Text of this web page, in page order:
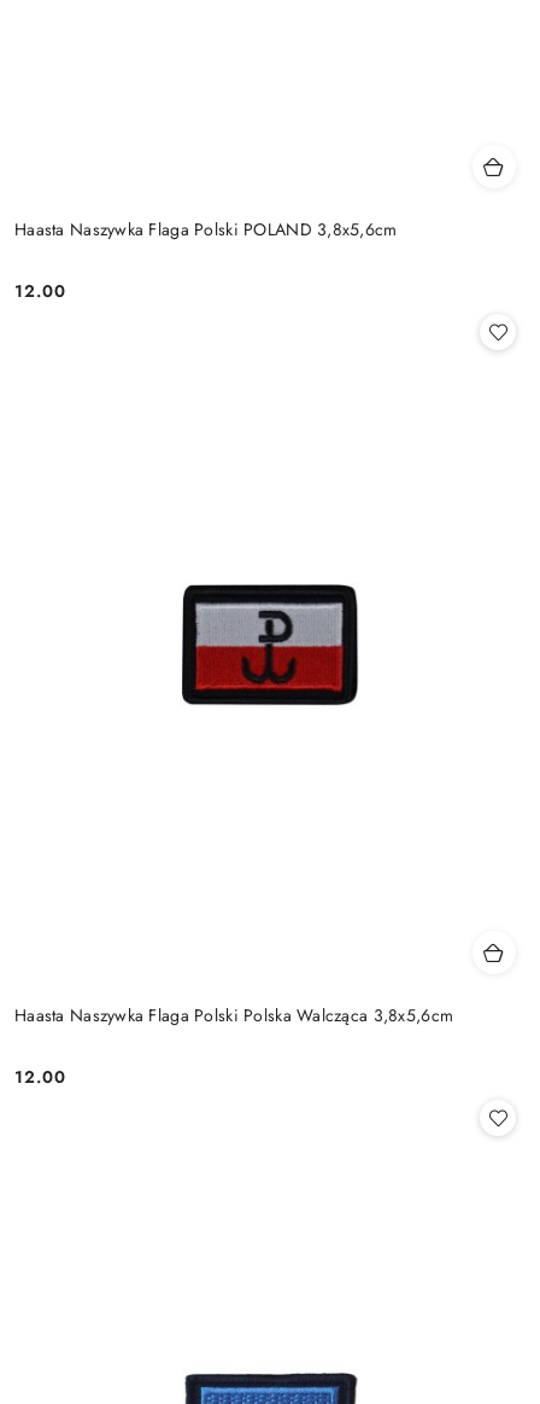
Haasta Naszywka Flaga Polski POLAND 3,8x5,6cm
Cena:
12.00
Haasta Naszywka Flaga Polski Polska Walcząca 3,8x5,6cm
Cena:
12.00